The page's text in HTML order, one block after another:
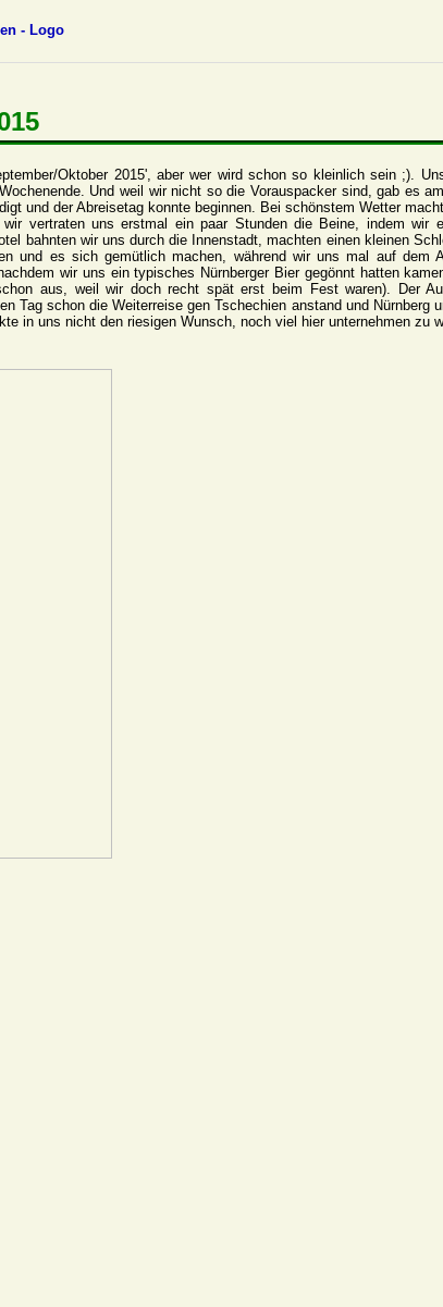
Oktober 2015', aber wer wird schon so kleinlich sein ;).
Und weil wir nicht so die Vorauspacker sind, gab es
und der Abreisetag konnte beginnen. Bei schönstem Wetter
vertraten uns erstmal ein paar Stunden die Beine, indem wir
bahnten wir uns durch die Innenstadt, machten einen kleinen
und es sich gemütlich machen, während wir uns mal auf dem
wir uns ein typisches Nürnberger Bier gegönnt hatten
aus, weil wir doch recht spät erst beim Fest waren). Der
Tag schon die Weiterreise gen Tschechien anstand und Nürnberg
in uns nicht den riesigen Wunsch, noch viel hier unternehmen zu